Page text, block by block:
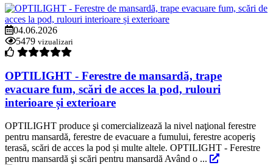
04.06.2026
5479 vizualizari
OPTILIGHT - Ferestre de mansardă, trape
evacuare fum, scări de acces la pod, rulouri
interioare și exterioare
OPTILIGHT produce şi comercializează la nivel naţional ferestre
pentru mansardă, ferestre de evacuare a fumului, ferestre acoperiş
terasă, scări de acces la pod și multe altele. OPTILIGHT - Ferestre
pentru mansardă şi scări pentru mansardă Având o ...